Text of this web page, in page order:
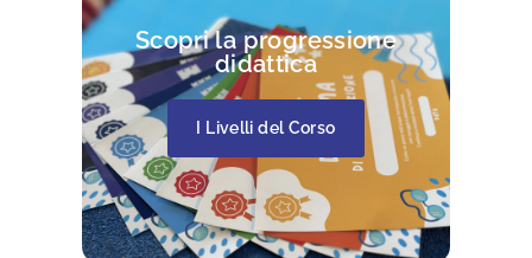
Scopri la progressione
didattica
I Livelli del Corso